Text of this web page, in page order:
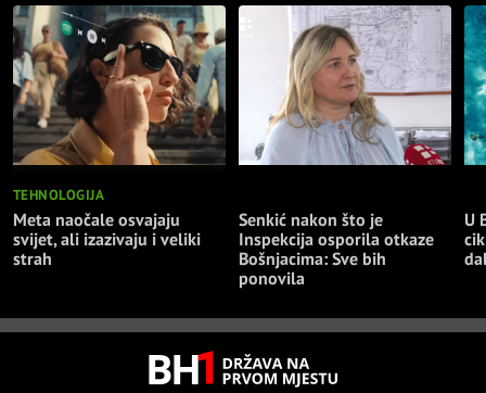
TEHNOLOGIJA
Meta naočale osvajaju
svijet, ali izazivaju i veliki
strah
Senkić nakon što je
Inspekcija osporila otkaze
Bošnjacima: Sve bih
ponovila
U